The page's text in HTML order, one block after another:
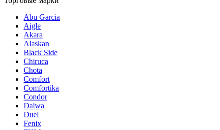
Abu Garcia
Aigle
Akara
Alaskan
Black Side
Chiruca
Chota
Comfort
Comfortika
Condor
Daiwa
Duel
Fenix